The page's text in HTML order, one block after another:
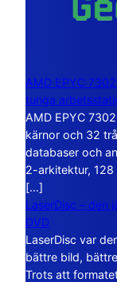
AMD EPYC
tunga
AMD EPYC
kärnor och 32
databaser och
2-arkitektur, 128
[…]
LaserDisc – den
DVD
LaserDisc var
bättre bild,
Trots att